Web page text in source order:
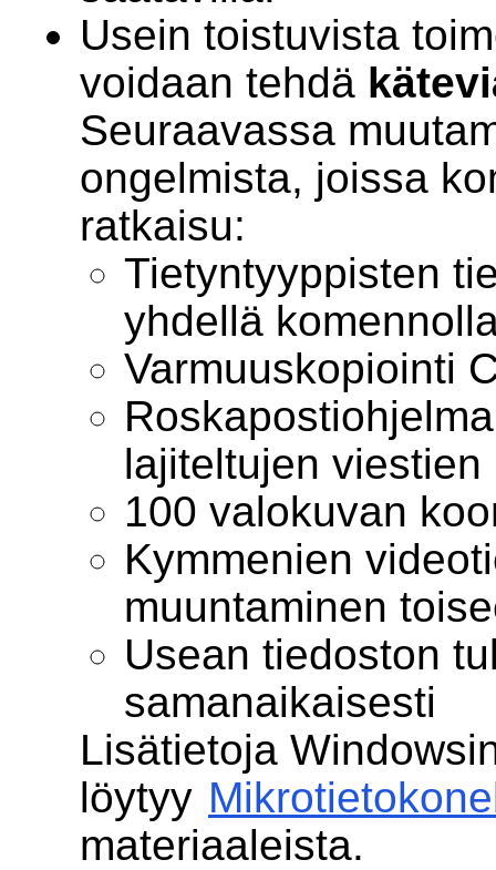
Usein toistuvista
voidaan tehdä
Seuraavassa
ongelmista, joissa
ratkaisu:
Tietyntyyppisten
yhdellä
Varmuuskopiointi
lajiteltujen
100 valokuvan
Kymmenien
muuntaminen
Usean tiedoston
samanaikaisesti
Lisätietoja
löytyy
materiaaleista.